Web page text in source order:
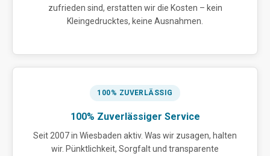
zufrieden sind, erstatten wir die Kosten – kein
Kleingedrucktes, keine Ausnahmen.
100% ZUVERLÄSSIG
100% Zuverlässiger Service
Seit 2007 in Wiesbaden aktiv. Was wir zusagen, halten
wir. Pünktlichkeit, Sorgfalt und transparente